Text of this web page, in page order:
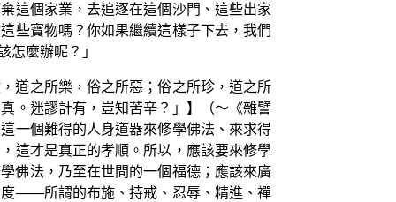
這個家業，去追逐在這個沙門、這些出家
些寶物嗎？你如果繼續這樣子下去，我們
怎麼辦呢？」
道之所樂，俗之所惡；俗之所珍，道之所
。迷謬計有，豈知苦辛？」】（～《雜譬
一個難得的人身道器來修學佛法、來求得
這才是真正的孝順。所以，應該要來修學
佛法，乃至在世間的一個福德；應該來廣
度——所謂的布施、持戒、忍辱、精進、禪